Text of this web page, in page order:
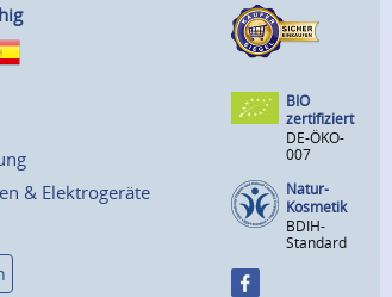
& Elektrogeräte
BIO
zertifiziert
DE-ÖKO-
007
Natur-
Kosmetik
BDIH-
Standard